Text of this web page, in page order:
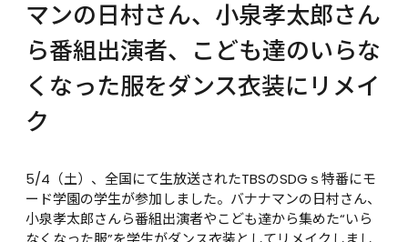
マンの日村さん、小泉孝太郎さん
ら番組出演者、こども達のいらな
くなった服をダンス衣装にリメイ
ク
5/4（土）、全国にて生放送されたTBSのSDGｓ特番にモ
ード学園の学生が参加しました。バナナマンの日村さん、
小泉孝太郎さんら番組出演者やこども達から集めた“いら